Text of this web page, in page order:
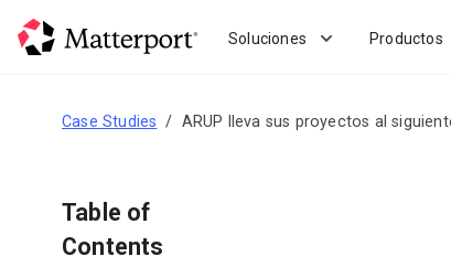
Soluciones Productos
Case Studies ARUP lleva sus proyectos al
Table of
Contents